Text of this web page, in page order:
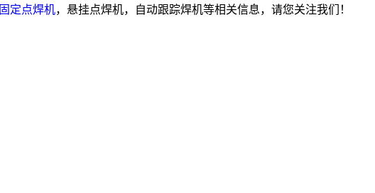
固定点焊机，悬挂点焊机，自动跟踪焊机等相关信息，请您关注我们！